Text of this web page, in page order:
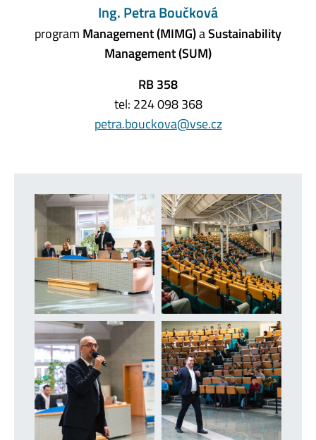
Ing. Petra Boučková
program Management (MIMG)aSustainability
Management (SUM)
RB 358
tel: 224 098 368
petra.bouckova@vse.cz